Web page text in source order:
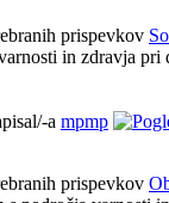
in zdravja pri
a mpmp